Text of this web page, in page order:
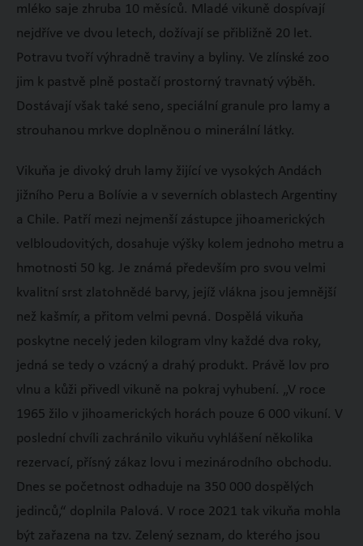
mléko saje zhruba 10 měsíců. Mladé vikuně dospívají
nejdříve ve dvou letech, dožívají se přibližně 20 let.
Potravu tvoří výhradně traviny a byliny. Ve zlínské zoo
jim k pastvě plně postačí prostorný travnatý výběh.
Dostávají však také seno, speciální granule pro lamy a
strouhanou mrkve doplněnou o minerální látky.
Vikuňa je divoký druh lamy žijící ve vysokých Andách
jižního Peru a Bolívie a v severních oblastech Argentiny
a Chile. Patří mezi nejmenší zástupce jihoamerických
velbloudovitých, dosahuje výšky kolem jednoho metru a
hmotnosti 50 kg. Je známá především pro svou velmi
kvalitní srst zlatohnědé barvy, jejíž vlákna jsou jemnější
než kašmír, a přitom velmi pevná. Dospělá vikuňa
poskytne necelý jeden kilogram vlny každé dva roky,
jedná se tedy o vzácný a drahý produkt. Právě lov pro
vlnu a kůži přivedl vikuně na pokraj vyhubení. „V roce
1965 žilo v jihoamerických horách pouze 6 000 vikuní. V
poslední chvíli zachránilo vikuňu vyhlášení několika
rezervací, přísný zákaz lovu i mezinárodního obchodu.
Dnes se početnost odhaduje na 350 000 dospělých
jedinců,“ doplnila Palová. V roce 2021 tak vikuňa mohla
být zařazena na tzv. Zelený seznam, do kterého jsou